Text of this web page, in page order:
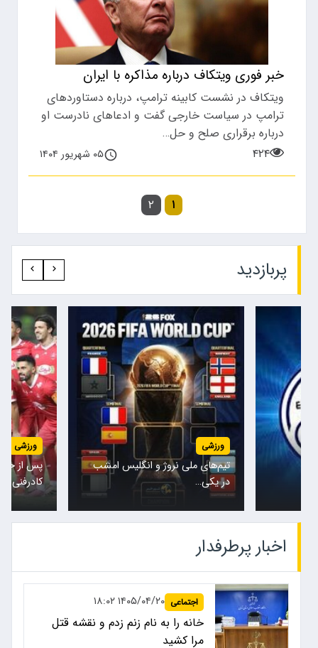
خبر فوری ویتکاف درباره مذاکره با ایران
ویتکاف در نشست کابینه ترامپ، درباره دستاوردهای
ترامپ در سیاست خارجی گفت و ادعاهای نادرست او
درباره برقراری صلح و حل…
۴۲۴
۰۵ شهریور ۱۴۰۴
۱ ۲
پربازدید‍
ورزشی
تیم‌های ملی نروژ و انگلیس امشب
در یکی…
ورزشی
پس از
کادرفنی…
اخبار پرطرفدار
اجتماعی ۱۴۰۵/۰۴/۲۰ ۱۸:۰۲
خانه را به نام زنم زدم و نقشه قتل
مرا کشید